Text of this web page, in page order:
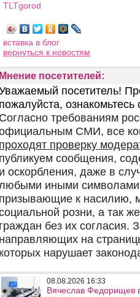
TLTgorod
вставка в блог
вернуться к новостям
Мнение посетителей:
08.08.2026 16:33
Вячеслав Федорищев